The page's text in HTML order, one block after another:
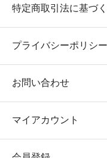
特定商取引法に基づ
プライバシーポリシー
お問い合わせ
マイアカウント